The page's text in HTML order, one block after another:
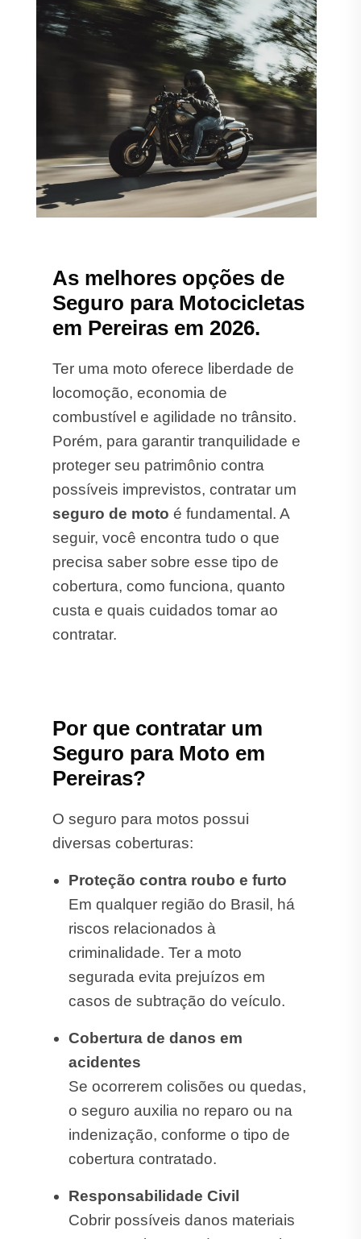
As melhores opções de
Seguro para Motocicletas
em Pereiras em 2026.
Ter uma moto oferece liberdade de
locomoção, economia de
combustível e agilidade no trânsito.
Porém, para garantir tranquilidade e
proteger seu patrimônio contra
possíveis imprevistos, contratar um
seguro de moto é fundamental. A
seguir, você encontra tudo o que
precisa saber sobre esse tipo de
cobertura, como funciona, quanto
custa e quais cuidados tomar ao
contratar.
Por que contratar um
Seguro para Moto em
Pereiras?
O seguro para motos possui
diversas coberturas:
Proteção contra roubo e furto
Em qualquer região do Brasil, há
riscos relacionados à
criminalidade. Ter a moto
segurada evita prejuízos em
casos de subtração do veículo.
Cobertura de danos em
acidentes
Se ocorrerem colisões ou quedas,
o seguro auxilia no reparo ou na
indenização, conforme o tipo de
cobertura contratado.
Responsabilidade Civil
Cobrir possíveis danos materiais